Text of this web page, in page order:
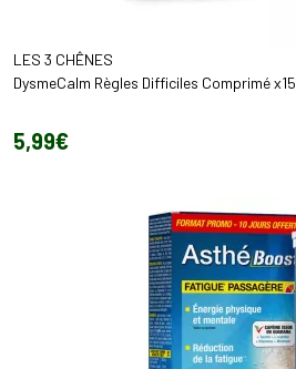
LES 3 CHÊNES
DysmeCalm Règles Difficiles Comprimé x15
5,99€